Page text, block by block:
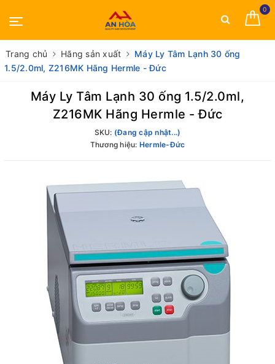
0
Trang chủ Hãng sản xuất
Máy Ly Tâm Lạnh 30 ống
1.5/2.0ml, Z216MK Hãng Hermle - Đức
Máy Ly Tâm Lạnh 30 ống 1.5/2.0ml,
Z216MK Hãng Hermle - Đức
SKU: (Đang cập nhật...)
Thương hiệu: Hermle-Đức